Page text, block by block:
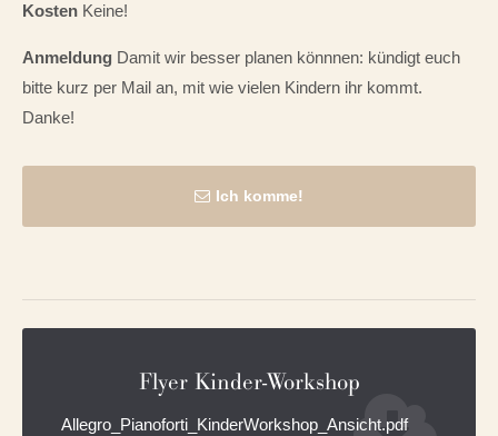
Kosten Keine!
Anmeldung Damit wir besser planen könnnen: kündigt euch
bitte kurz per Mail an, mit wie vielen Kindern ihr kommt.
Danke!
Ich komme!
Flyer Kinder-Workshop
Allegro_Pianoforti_KinderWorkshop_Ansicht.pdf